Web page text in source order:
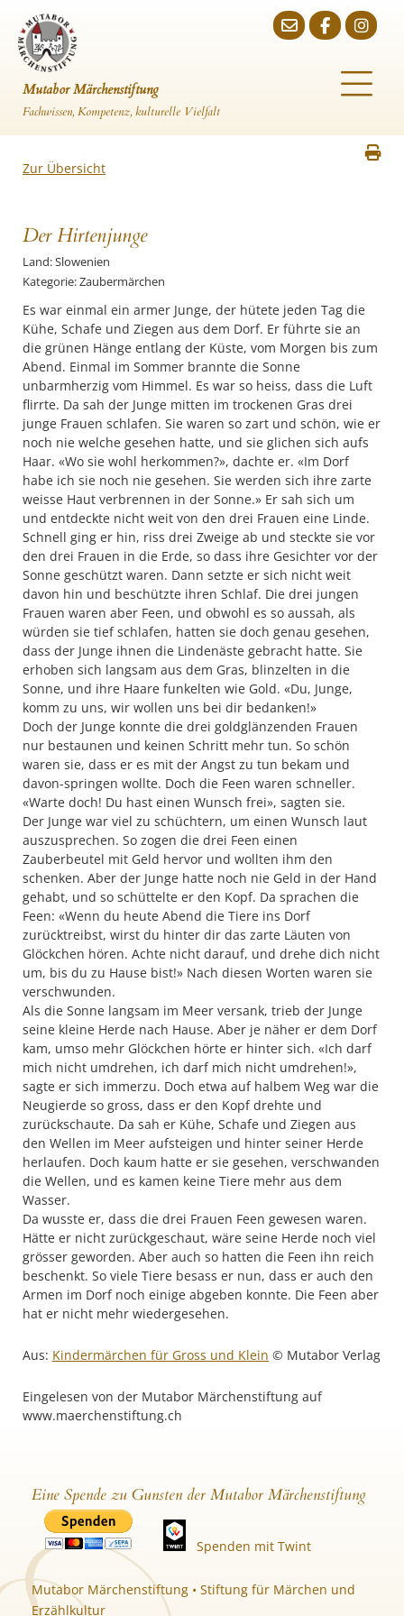
Mutabor Märchenstiftung
Fachwissen, Kompetenz, kulturelle Vielfalt
Zur Übersicht
Der Hirtenjunge
Land: Slowenien
Kategorie: Zaubermärchen
Es war einmal ein armer Junge, der hütete jeden Tag die
Kühe, Schafe und Ziegen aus dem Dorf. Er führte sie an
die grünen Hänge entlang der Küste, vom Morgen bis zum
Abend. Einmal im Sommer brannte die Sonne
unbarmherzig vom Himmel. Es war so heiss, dass die Luft
flirrte. Da sah der Junge mitten im trockenen Gras drei
junge Frauen schlafen. Sie waren so zart und schön, wie er
noch nie welche gesehen hatte, und sie glichen sich aufs
Haar. «Wo sie wohl herkommen?», dachte er. «Im Dorf
habe ich sie noch nie gesehen. Sie werden sich ihre zarte
weisse Haut verbrennen in der Sonne.» Er sah sich um
und entdeckte nicht weit von den drei Frauen eine Linde.
Schnell ging er hin, riss drei Zweige ab und steckte sie vor
den drei Frauen in die Erde, so dass ihre Gesichter vor der
Sonne geschützt waren. Dann setzte er sich nicht weit
davon hin und beschützte ihren Schlaf. Die drei jungen
Frauen waren aber Feen, und obwohl es so aussah, als
würden sie tief schlafen, hatten sie doch genau gesehen,
dass der Junge ihnen die Lindenäste gebracht hatte. Sie
erhoben sich langsam aus dem Gras, blinzelten in die
Sonne, und ihre Haare funkelten wie Gold. «Du, Junge,
komm zu uns, wir wollen uns bei dir bedanken!»
Doch der Junge konnte die drei goldglänzenden Frauen
nur bestaunen und keinen Schritt mehr tun. So schön
waren sie, dass er es mit der Angst zu tun bekam und
davon-springen wollte. Doch die Feen waren schneller.
«Warte doch! Du hast einen Wunsch frei», sagten sie.
Der Junge war viel zu schüchtern, um einen Wunsch laut
auszusprechen. So zogen die drei Feen einen
Zauberbeutel mit Geld hervor und wollten ihm den
schenken. Aber der Junge hatte noch nie Geld in der Hand
gehabt, und so schüttelte er den Kopf. Da sprachen die
Feen: «Wenn du heute Abend die Tiere ins Dorf
zurücktreibst, wirst du hinter dir das zarte Läuten von
Glöckchen hören. Achte nicht darauf, und drehe dich nicht
um, bis du zu Hause bist!» Nach diesen Worten waren sie
verschwunden.
Als die Sonne langsam im Meer versank, trieb der Junge
seine kleine Herde nach Hause. Aber je näher er dem Dorf
kam, umso mehr Glöckchen hörte er hinter sich. «Ich darf
mich nicht umdrehen, ich darf mich nicht umdrehen!»,
sagte er sich immerzu. Doch etwa auf halbem Weg war die
Neugierde so gross, dass er den Kopf drehte und
zurückschaute. Da sah er Kühe, Schafe und Ziegen aus
den Wellen im Meer aufsteigen und hinter seiner Herde
herlaufen. Doch kaum hatte er sie gesehen, verschwanden
die Wellen, und es kamen keine Tiere mehr aus dem
Wasser.
Da wusste er, dass die drei Frauen Feen gewesen waren.
Hätte er nicht zurückgeschaut, wäre seine Herde noch viel
grösser geworden. Aber auch so hatten die Feen ihn reich
beschenkt. So viele Tiere besass er nun, dass er auch den
Armen im Dorf noch einige abgeben konnte. Die Feen aber
hat er nicht mehr wiedergesehen.
Aus: Kindermärchen für Gross und Klein © Mutabor Verlag
Eingelesen von der Mutabor Märchenstiftung auf
www.maerchenstiftung.ch
Eine Spende zu Gunsten der Mutabor Märchenstiftung
Spenden mit Twint
Mutabor Märchenstiftung • Stiftung für Märchen und
Erzählkultur